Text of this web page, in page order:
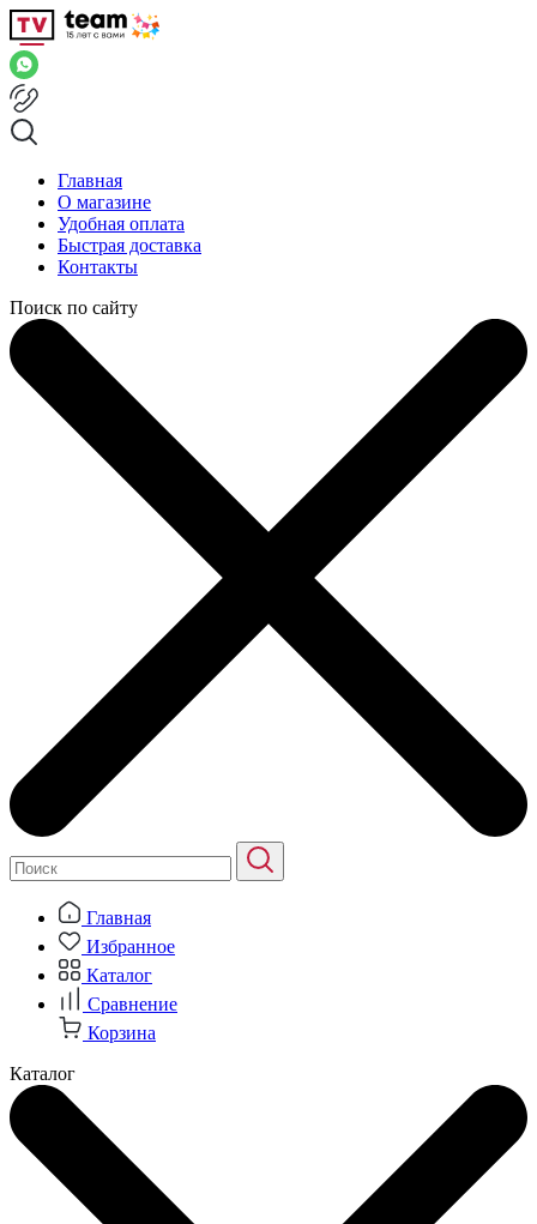
Главная
О магазине
Удобная оплата
Быстрая доставка
Контакты
Поиск по сайту
Главная
Избранное
Каталог
Сравнение
Корзина
Каталог